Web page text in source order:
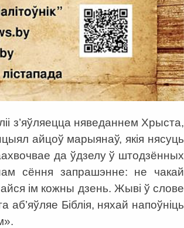
з’яўляецца няведаннем Хрыста,
айцоў марыянаў, якія нясуць
да ўдзелу ў штодзённых
сёння запрашэнне: не чакай
ім кожны дзень. Жыві ў слове
Біблія, няхай напоўніць